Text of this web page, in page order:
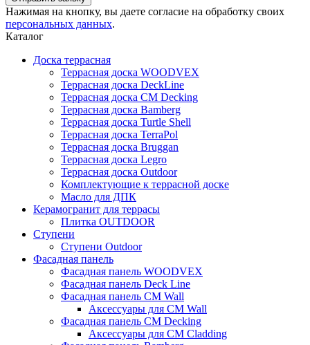
Нажимая на кнопку, вы даете согласие на обработку своих
персональных данных.
Каталог
Доска террасная
Террасная доска WOODVEX
Террасная доска DeckLine
Террасная доска CM Decking
Террасная доска Bamberg
Террасная доска Turtle Shell
Террасная доска TerraPol
Террасная доска Bruggan
Террасная доска Legro
Террасная доска Outdoor
Комплектующие к террасной доске
Масло для ДПК
Керамогранит для террасы
Плитка OUTDOOR
Ступени
Ступени Outdoor
Фасадная панель
Фасадная панель WOODVEX
Фасадная панель Deck Line
Фасадная панель CM Wall
Аксессуары для CM Wall
Фасадная панель CM Decking
Аксессуары для CM Cladding